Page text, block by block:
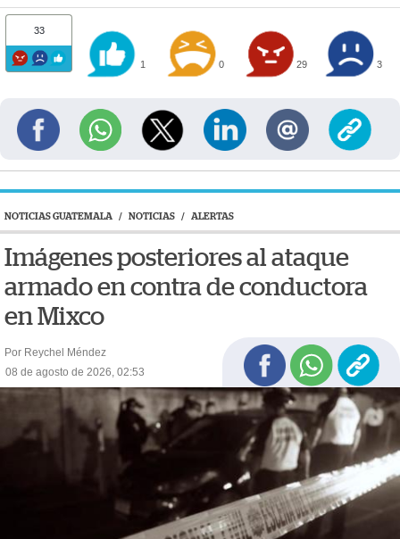
33
1 0 29 3
NOTICIAS GUATEMALA / NOTICIAS / ALERTAS
Imágenes posteriores al ataque
armado en contra de conductora
en Mixco
Por Reychel Méndez
08 de agosto de 2026, 02:53